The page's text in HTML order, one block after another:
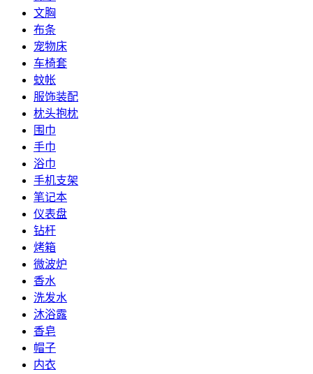
文胸
布条
宠物床
车椅套
蚊帐
服饰装配
枕头抱枕
围巾
手巾
浴巾
手机支架
笔记本
仪表盘
钻杆
烤箱
微波炉
香水
洗发水
沐浴露
香皂
帽子
内衣